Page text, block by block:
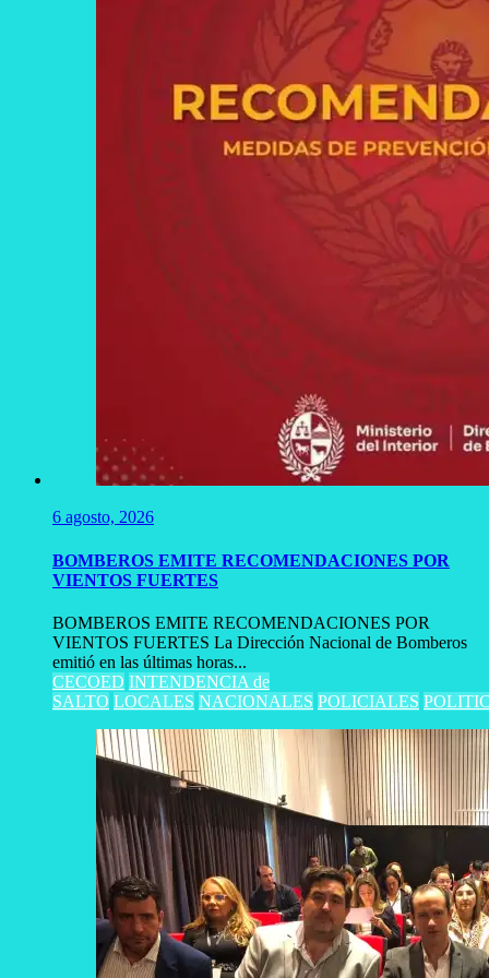
6 agosto, 2026
BOMBEROS EMITE RECOMENDACIONES POR
VIENTOS FUERTES
BOMBEROS EMITE RECOMENDACIONES POR
VIENTOS FUERTES La Dirección Nacional de Bomberos
emitió en las últimas horas...
CECOED INTENDENCIA de
SALTO LOCALES NACIONALES POLICIALES